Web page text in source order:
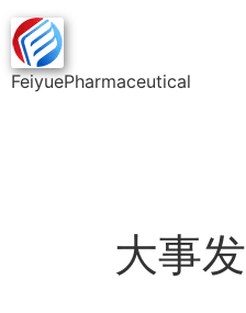
FeiyuePharmaceutical
大事